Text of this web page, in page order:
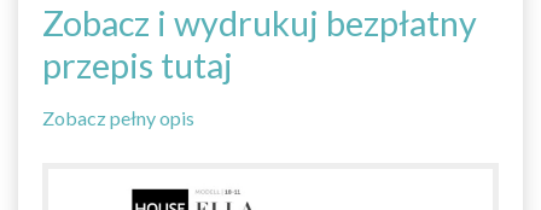
Zobacz i wydrukuj bezpłatny
przepis tutaj
Zobacz pełny opis